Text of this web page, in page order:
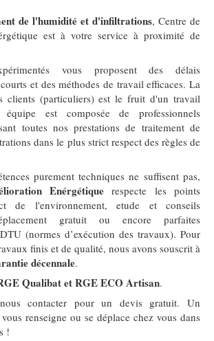
de l'humidité et d'infiltrations, Centre de
est à votre service à proximité de
vous proposent des délais
et des méthodes de travail efficaces. La
clients (particuliers) est le fruit d'un travail
est composée de professionnels
toutes nos prestations de traitement de
dans le plus strict respect des règles de
purement techniques ne suffisent pas,
Enérgétique respecte les points
de l'environnement, etude et conseils
gratuit ou encore parfaites
(normes d’exécution des travaux). Pour
finis et de qualité, nous avons souscrit à
décennale.
Qualibat et RGE ECO Artisan.
contacter pour un devis gratuit. Un
renseigne ou se déplace chez vous dans
!